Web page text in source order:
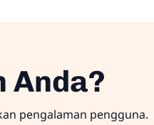
Anda?
pengalaman pengguna.